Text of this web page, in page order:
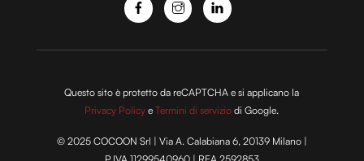
Questo sito è protetto da reCAPTCHA e si applicano la
Privacy Policy eTermini di servizio di Google.
© 2025 COCOON Srl | Via A. Calabiana 6, 20139 Milano |